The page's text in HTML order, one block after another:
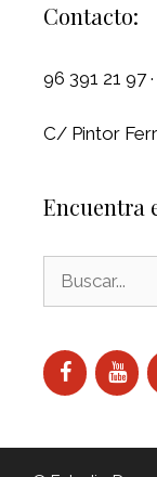
Contacto:
96 391 21 97
C/ Pintor
Encuentra